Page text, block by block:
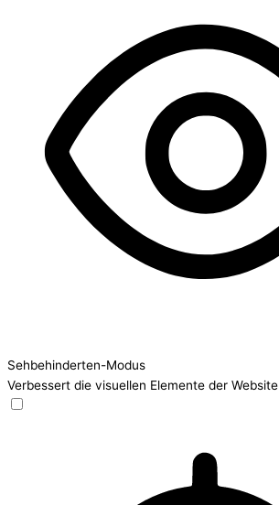
Sehbehinderten-Modus
Verbessert die visuellen Elemente der Website